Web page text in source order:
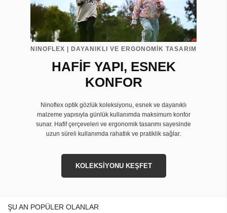
NINOFLEX | DAYANIKLI VE ERGONOMİK TASARIM
HAFİF YAPI, ESNEK
KONFOR
Ninoflex optik gözlük koleksiyonu, esnek ve dayanıklı
malzeme yapısıyla günlük kullanımda maksimum konfor
sunar. Hafif çerçeveleri ve ergonomik tasarımı sayesinde
uzun süreli kullanımda rahatlık ve pratiklik sağlar.
KOLEKSİYONU KEŞFET
ŞU AN POPÜLER OLANLAR